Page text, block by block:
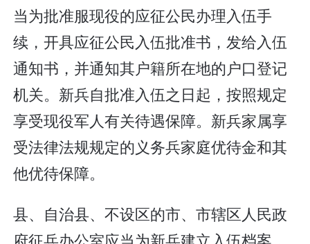
当为批准服现役的应征公民办理入伍手
续，开具应征公民入伍批准书，发给入伍
通知书，并通知其户籍所在地的户口登记
机关。新兵自批准入伍之日起，按照规定
享受现役军人有关待遇保障。新兵家属享
受法律法规规定的义务兵家庭优待金和其
他优待保障。
县、自治县、不设区的市、市辖区人民政